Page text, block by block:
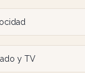
y TV